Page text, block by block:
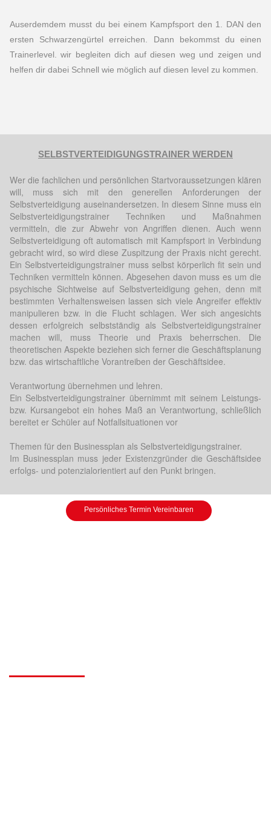
Auserdemdem musst du bei einem Kampfsport den 1. DAN den
ersten Schwarzengürtel erreichen. Dann bekommst du einen
Trainerlevel. wir begleiten dich auf diesen weg und zeigen und
helfen dir dabei Schnell wie möglich auf diesen level zu kommen.
SELBSTVERTEIDIGUNGSTRAINER WERDEN
Wer die fachlichen und persönlichen Startvoraussetzungen klären
will, muss sich mit den generellen Anforderungen der
Selbstverteidigung auseinandersetzen. In diesem Sinne muss ein
Selbstverteidigungstrainer Techniken und Maßnahmen
vermitteln, die zur Abwehr von Angriffen dienen. Auch wenn
Selbstverteidigung oft automatisch mit Kampfsport in Verbindung
gebracht wird, so wird diese Zuspitzung der Praxis nicht gerecht.
Ein Selbstverteidigungstrainer muss selbst körperlich fit sein und
Techniken vermitteln können. Abgesehen davon muss es um die
psychische Sichtweise auf Selbstverteidigung gehen, denn mit
bestimmten Verhaltensweisen lassen sich viele Angreifer effektiv
manipulieren bzw. in die Flucht schlagen. Wer sich angesichts
dessen erfolgreich selbstständig als Selbstverteidigungstrainer
machen will, muss Theorie und Praxis beherrschen. Die
theoretischen Aspekte beziehen sich ferner die Geschäftsplanung
bzw. das wirtschaftliche Vorantreiben der Geschäftsidee.
Verantwortung übernehmen und lehren.
Ein Selbstverteidigungstrainer übernimmt mit seinem Leistungs-
bzw. Kursangebot ein hohes Maß an Verantwortung, schließlich
bereitet er Schüler auf Notfallsituationen vor
Themen für den Businessplan als Selbstverteidigungstrainer.
Im Businessplan muss jeder Existenzgründer die Geschäftsidee
erfolgs- und potenzialorientiert auf den Punkt bringen.
Persönliches Termin Vereinbaren